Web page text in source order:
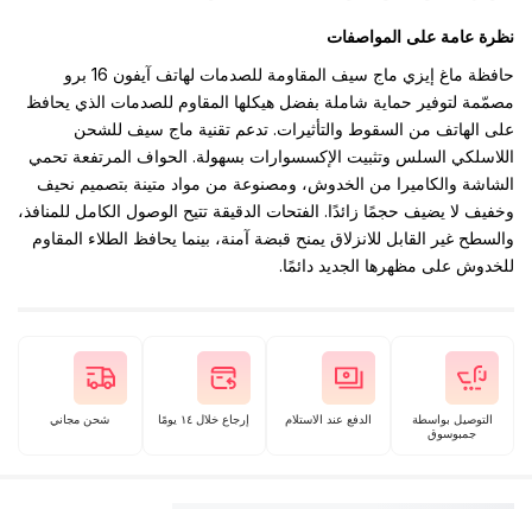
نظرة عامة على المواصفات
حافظة ماغ إيزي ماج سيف المقاومة للصدمات لهاتف آيفون 16 برو
مصمّمة لتوفير حماية شاملة بفضل هيكلها المقاوم للصدمات الذي يحافظ
على الهاتف من السقوط والتأثيرات. تدعم تقنية ماج سيف للشحن
اللاسلكي السلس وتثبيت الإكسسوارات بسهولة. الحواف المرتفعة تحمي
الشاشة والكاميرا من الخدوش، ومصنوعة من مواد متينة بتصميم نحيف
وخفيف لا يضيف حجمًا زائدًا. الفتحات الدقيقة تتيح الوصول الكامل للمنافذ،
والسطح غير القابل للانزلاق يمنح قبضة آمنة، بينما يحافظ الطلاء المقاوم
للخدوش على مظهرها الجديد دائمًا.
التوصيل بواسطة
جمبوسوق
الدفع عند الاستلام إرجاع خلال ١٤ يومًا شحن مجاني